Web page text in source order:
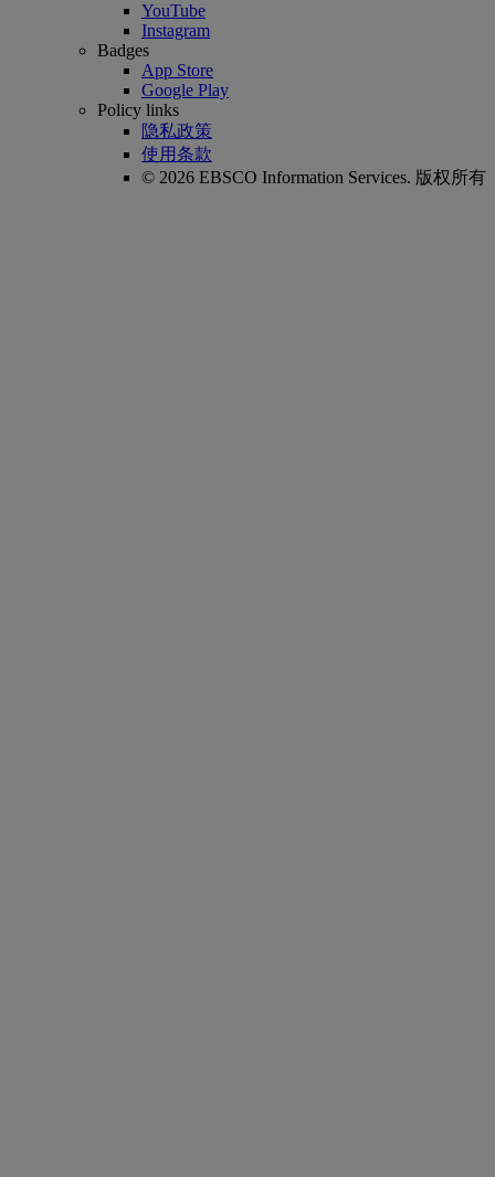
YouTube
Instagram
Badges
App Store
Google Play
Policy links
隐私政策
使用条款
© 2026 EBSCO Information Services. 版权所有